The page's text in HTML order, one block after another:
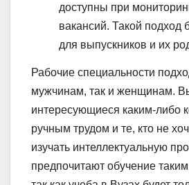
доступны при
вакансий. Такой подход
для выпускников и их
Рабочие специальности
мужчинам, так и женщинам.
интересующиеся каким-либо
ручным трудом и те, кто не
изучать интеллектуальную
предпочитают обучение